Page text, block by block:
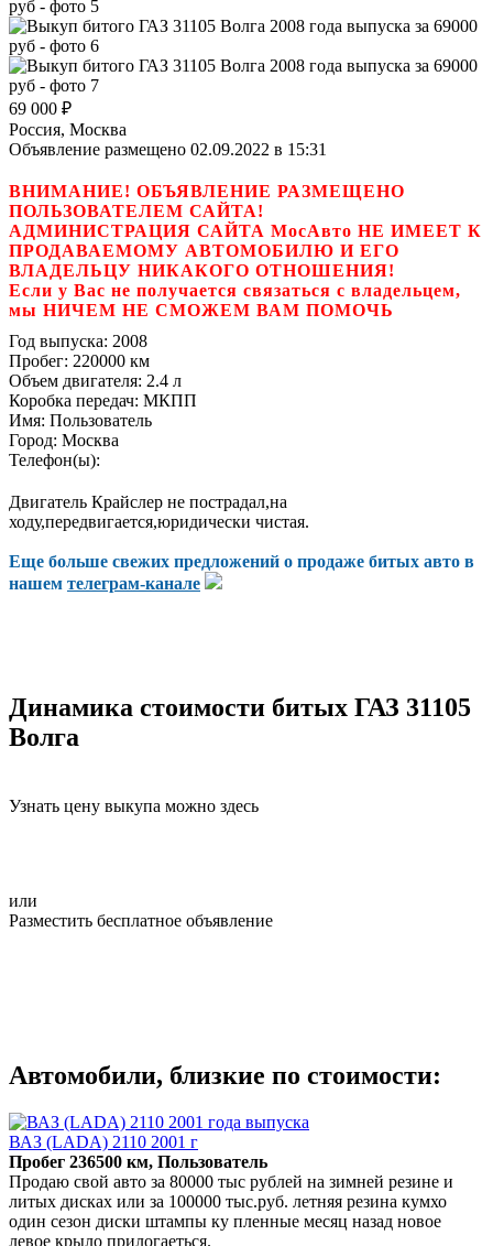
69 000 ₽
Россия, Москва
Объявление размещено 02.09.2022 в 15:31
ВНИМАНИЕ! ОБЪЯВЛЕНИЕ РАЗМЕЩЕНО
ПОЛЬЗОВАТЕЛЕМ САЙТА!
АДМИНИСТРАЦИЯ САЙТА МосАвто НЕ ИМЕЕТ К
ПРОДАВАЕМОМУ АВТОМОБИЛЮ И ЕГО
ВЛАДЕЛЬЦУ НИКАКОГО ОТНОШЕНИЯ!
Если у Вас не получается связаться с владельцем,
мы НИЧЕМ НЕ СМОЖЕМ ВАМ ПОМОЧЬ
Год выпуска: 2008
Пробег: 220000 км
Объем двигателя: 2.4 л
Коробка передач: МКПП
Имя: Пользователь
Город: Москва
Телефон(ы):
Двигатель Крайслер не пострадал,на
ходу,передвигается,юридически чистая.
Еще больше свежих предложений о продаже битых авто в
нашем телеграм-канале
Динамика стоимости битых ГАЗ 31105
Волга
Узнать цену выкупа можно здесь
или
Разместить бесплатное объявление
Автомобили, близкие по стоимости:
ВАЗ (LADA) 2110 2001 г
Пробег 236500 км, Пользователь
Продаю свой авто за 80000 тыс рублей на зимней резине и
литых дисках или за 100000 тыс.руб. летняя резина кумхо
один сезон диски штампы ку пленные месяц назад новое
левое крыло прилогаеться.